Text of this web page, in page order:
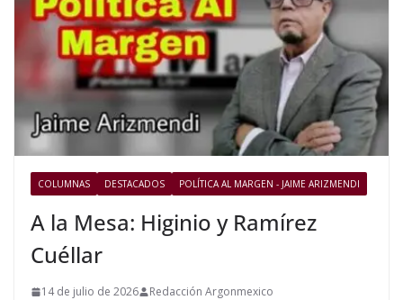
COLUMNAS DESTACADOS POLÍTICA AL MARGEN - JAIME ARIZMENDI
A la Mesa: Higinio y Ramírez
Cuéllar
14 de julio de 2026 Redacción Argonmexico